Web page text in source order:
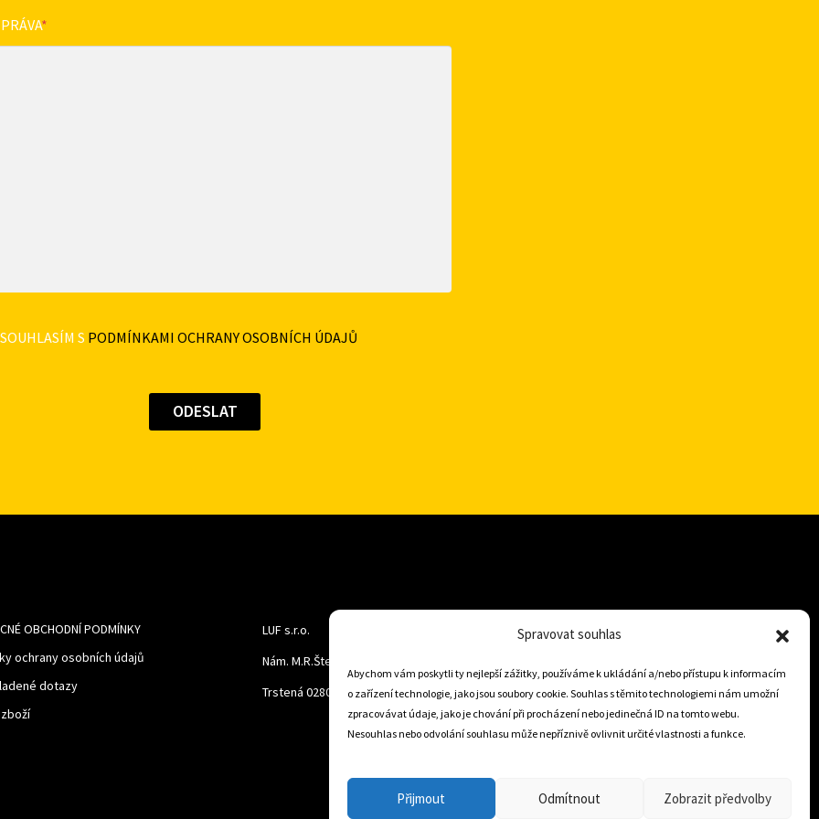
Spravovat souhlas
Abychom vám poskytli ty nejlepší zážitky, používáme k ukládání a/nebo přístupu k informacím
o zařízení technologie, jako jsou soubory cookie. Souhlas s těmito technologiemi nám umožní
zpracovávat údaje, jako je chování při procházení nebo jedinečná ID na tomto webu.
Nesouhlas nebo odvolání souhlasu může nepříznivě ovlivnit určité vlastnosti a funkce.
Přijmout Odmítnout Zobrazit předvolby
*
SOUHLASÍM S PODMÍNKAMI OCHRANY OSOBNÍCH ÚDAJŮ
OBCHODNÍ PODMÍNKY
ochrany osobních údajů
dotazy
LUF s.r.o.
Nám. M.R.Štefanika 518,
Trstená 02801
+421 905 806 234
info@dojezdovakola.com
Slovenský Eshop